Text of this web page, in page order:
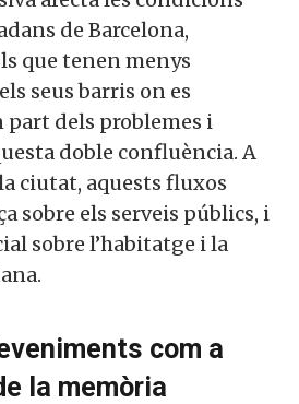
de Barcelona,
que tenen menys
seus barris on es
dels problemes i
doble confluència. A
ciutat, aquests fluxos
sobre els serveis públics, i
sobre l’habitatge i la
com a
la memòria